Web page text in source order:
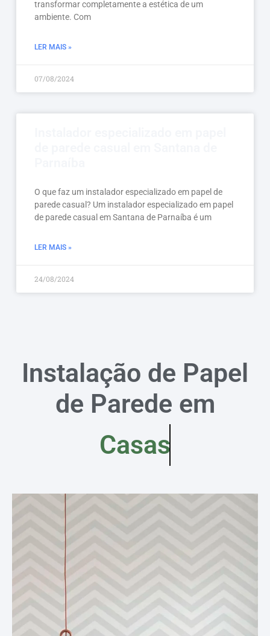
transformar completamente a estética de um
ambiente. Com
LER MAIS »
07/08/2024
O que faz um instalador especializado em papel de
parede casual? Um instalador especializado em papel
de parede casual em Santana de Parnaíba é um
LER MAIS »
24/08/2024
Instalação de Papel
de Parede em
Casas